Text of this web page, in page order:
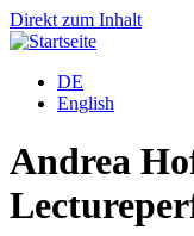
Direkt zum Inhalt
DE
English
Andrea